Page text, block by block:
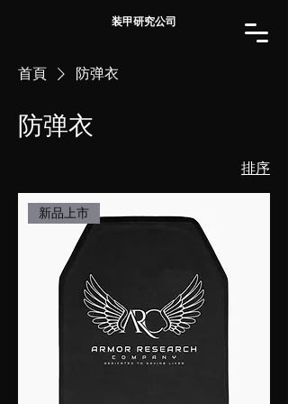
装甲研究公司
首頁 防弹衣
防弹衣
排序
新品上市